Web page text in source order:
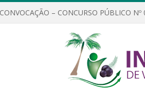
– CONCURSO PÚBLICO